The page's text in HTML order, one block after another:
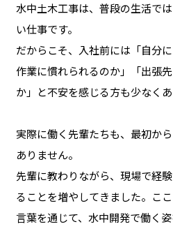
水中土木工事は、普段の生活で
い仕事です。
だからこそ、入社前には「自分
作業に慣れられるのか」「出張
か」と不安を感じる方も少なくあ
実際に働く先輩たちも、最初か
ありません。
先輩に教わりながら、現場で経
ることを増やしてきました。こ
言葉を通じて、水中開発で働く姿